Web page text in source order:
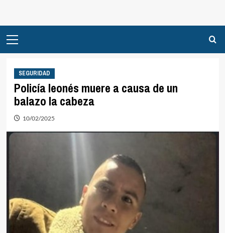
Menu
SEGURIDAD
Policía leonés muere a causa de un
balazo la cabeza
10/02/2025